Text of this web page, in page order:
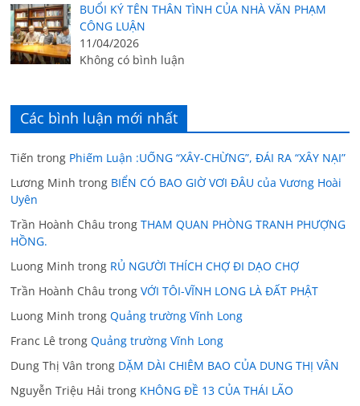
BUỔI KÝ TÊN THÂN TÌNH CỦA NHÀ VĂN PHẠM
CÔNG LUẬN
11/04/2026
Không có bình luận
Các bình luận mới nhất
Tiến trong Phiếm Luận :UỐNG “XÂY-CHỪNG”, ĐÁI RA “XÂY NẠI”
Lương Minh trong BIỂN CÓ BAO GIỜ VƠI ĐÂU của Vương Hoài
Uyên
Trần Hoành Châu trongTHAM QUAN PHÒNG TRANH PHƯỢNG
HỒNG.
Luong Minh trong RỦ NGƯỜI THÍCH CHỢ ĐI DẠO CHỢ
Trần Hoành Châu trongVỚI TÔI-VĨNH LONG LÀ ĐẤT PHẬT
Luong Minh trongQuảng trường Vĩnh Long
Franc Lê trongQuảng trường Vĩnh Long
Dung Thị Vân trong DẶM DÀI CHIÊM BAO CỦA DUNG THỊ VÂN
Nguyễn Triệu Hải trong KHÔNG ĐỀ 13 CỦA THÁI LÃO